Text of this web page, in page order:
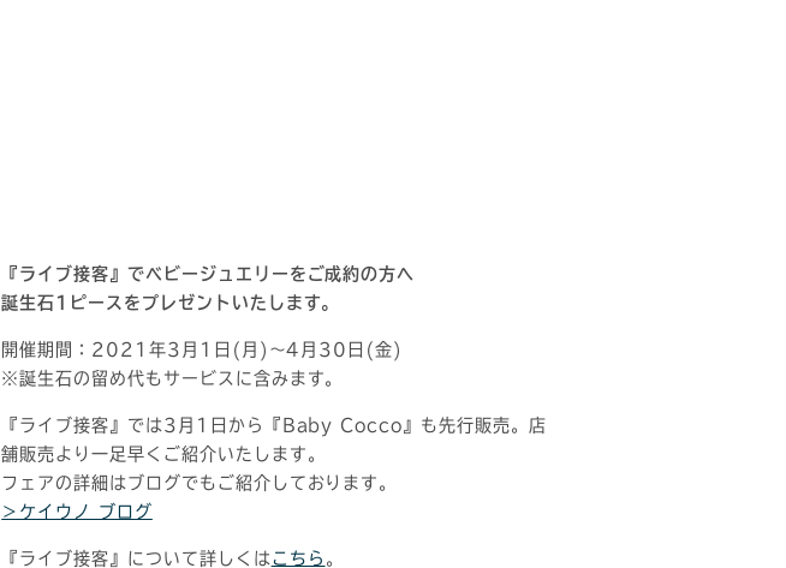
『ライブ接客』でベビージュエリーをご成約の方へ
誕生石1ピースをプレゼントいたします。
開催期間：2021年3月1日(月)～4月30日(金)
※誕生石の留め代もサービスに含みます。
『ライブ接客』では3月1日から『Baby Cocco』も先行販売。店
舗販売より一足早くご紹介いたします。
フェアの詳細はブログでもご紹介しております。
＞ケイウノ ブログ
『ライブ接客』について詳しくは こちら 。